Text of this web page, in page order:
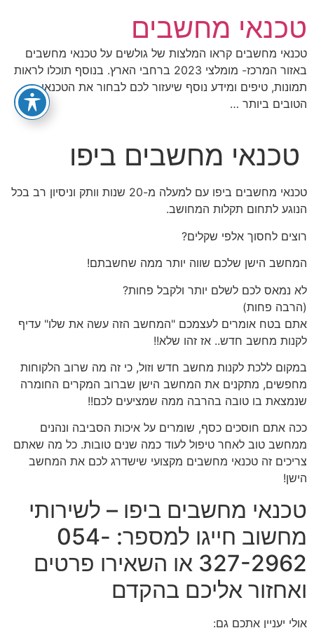
לתוכן
טכנאי מחשבים
טכנאי מחשבים קראו המלצות של גולשים על טכנאי מחשבים
באזור המרכז- מומלצי 2023 ברחבי הארץ. בנוסף תוכלו לראות
תמונות, טיפים ומידע נוסף שיעזור לכם לבחור את הטכנאי
הטובים ביותר …
טכנאי מחשבים ביפו
טכנאי מחשבים ביפו עם למעלה מ-20 שנות וותק וניסיון רב בכל
הנוגע לתחום תקלות המחושב.
רוצים לחסוך אלפי שקלים?
המחשב הישן שלכם שווה יותר ממה שחשבתם!
לא נמאס לכם לשלם יותר ולקבל פחות?
(הרבה פחות)
אתם בטח אומרים לעצמכם "המחשב הזה עשה את שלו" עדיף
לקנות מחשב חדש.. אז זהו שלא!!
במקום ללכת לקנות מחשב חדש וזול, כי זה מה שרוב הלקוחות
מחפשים, מתקנים את המחשב הישן שברוב המקרים החומרה
שנמצאת בו טובה בהרבה ממה שמציעים לכם!!
ככה אתם חוסכים כסף, שומרים על איכות הסביבה ונהנים
ממחשב טוב לאחר טיפול לעוד כמה שנים טובות. כל מה שאתם
צריכים זה טכנאי מחשבים מקצועי שישדרג לכם את המחשב
הישן!
טכנאי מחשבים ביפו – לשירותי
מחשוב חייגו למספר: 054-
327-2962 או השאירו פרטים
ואחזור אליכם בהקדם
אולי יעניין אתכם גם: